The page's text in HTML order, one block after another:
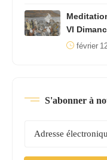
VI
février
S'abonner à